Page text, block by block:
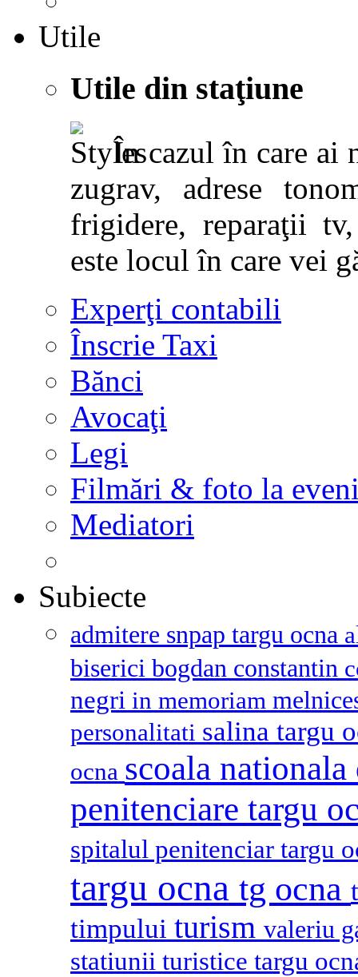
Utile
Utile din staţiune
În cazul în care ai
zugrav, adrese
frigidere, reparaţii
este locul în care vei
Experţi contabili
Înscrie Taxi
Bănci
Avocaţi
Legi
Filmări & foto la
Mediatori
Subiecte
admitere snpap targu ocna
biserici bogdan constantin
negri in memoriam
personalitati salina targu
ocna scoala
penitenciare targu
spitalul penitenciar targu
targu ocna tg ocna
timpului turism valeriu
statiunii turistice targu